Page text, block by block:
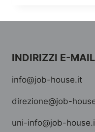
INDIRIZZI E-MAIL
info@job-house.it
direzione@job-
uni-info@job-